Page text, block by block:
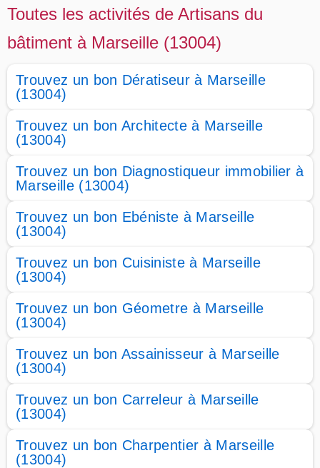
Toutes les activités de Artisans du
bâtiment à Marseille (13004)
Trouvez un bon Dératiseur à Marseille
(13004)
Trouvez un bon Architecte à Marseille
(13004)
Trouvez un bon Diagnostiqueur immobilier à
Marseille (13004)
Trouvez un bon Ebéniste à Marseille
(13004)
Trouvez un bon Cuisiniste à Marseille
(13004)
Trouvez un bon Géometre à Marseille
(13004)
Trouvez un bon Assainisseur à Marseille
(13004)
Trouvez un bon Carreleur à Marseille
(13004)
Trouvez un bon Charpentier à Marseille
(13004)